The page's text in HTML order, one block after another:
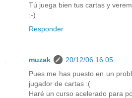
Tú juega bien tus cartas y
:-)
Responder
muzak
20/12/06 16:05
Pues me has puesto en un
jugador de cartas :(
Haré un curso acelerado para